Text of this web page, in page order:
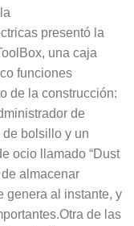
presentó la
una caja
funciones
de la construcción:
de
bolsillo y un
ocio llamado “Dust
almacenar
genera al instante, y
de las